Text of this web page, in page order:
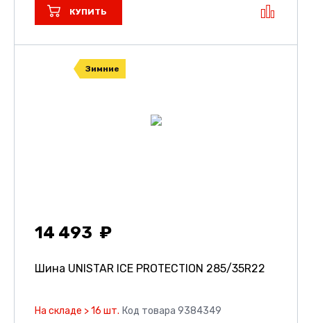
КУПИТЬ
Зимние
14 493
Шина UNISTAR ICE PROTECTION 285/35R22
На складе > 16 шт. Код товара 9384349